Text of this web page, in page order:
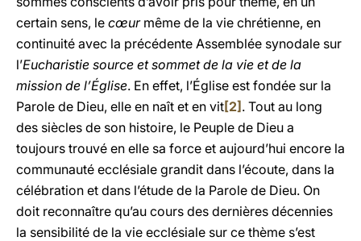
certain sens, le cœur même de la vie chrétienne, en
continuité avec la précédente Assemblée synodale sur
l’Eucharistie source et sommet de la vie et de la
mission de l’Église. En effet, l’Église est fondée sur la
Parole de Dieu, elle en naît et en vit[2] . Tout au long
des siècles de son histoire, le Peuple de Dieu a
toujours trouvé en elle sa force et aujourd’hui encore la
communauté ecclésiale grandit dans l’écoute, dans la
célébration et dans l’étude de la Parole de Dieu. On
doit reconnaître qu’au cours des dernières décennies
la sensibilité de la vie ecclésiale sur ce thème s’est